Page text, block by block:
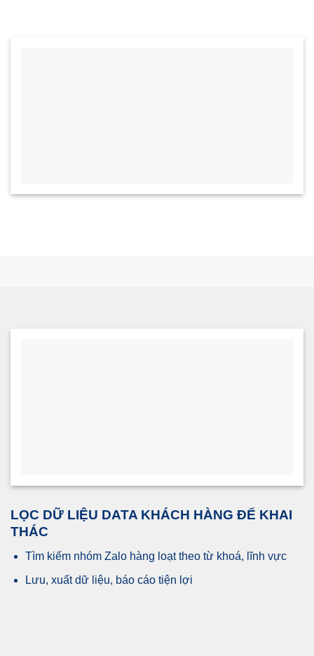
LỌC DỮ LIỆU DATA KHÁCH HÀNG ĐỂ KHAI
THÁC
Tìm kiếm nhóm Zalo hàng loạt theo từ khoá, lĩnh vực
Lưu, xuất dữ liệu, báo cáo tiện lợi